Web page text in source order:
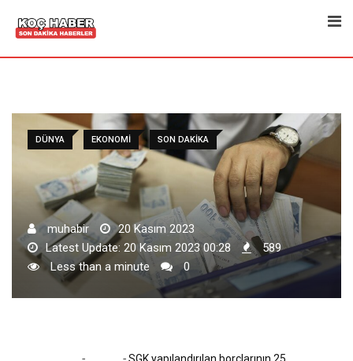
DÜNYA EKONOMI SON DAKIKA
muhabir
20 Kasım 2023
Latest Update: 20 Kasım 2023 00:28
589
Less than a minute
0